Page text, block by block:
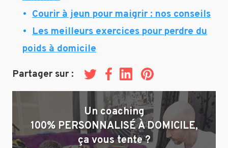
Courir à jeun pour maigrir : nos conseils
Les meilleurs exercices pour perdre du
poids à domicile
Partager sur : TwitterFacebook
LinkedInPinterest
Un coaching
100% PERSONNALISÉ À DOMICILE,
ça vous tente ?